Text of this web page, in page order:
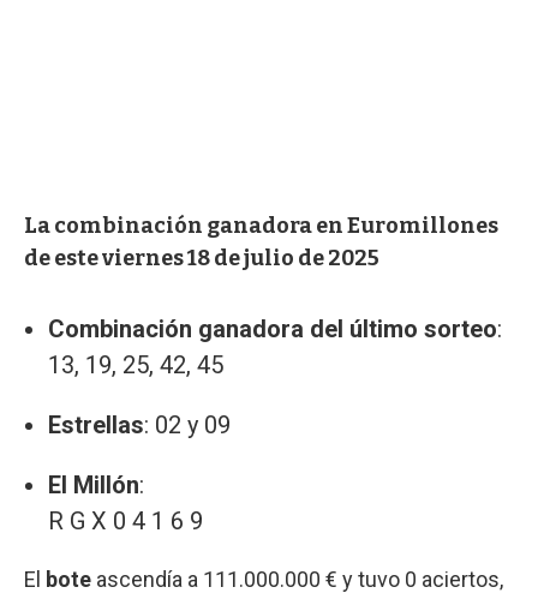
La combinación ganadora en Euromillones
de este viernes 18 de julio de 2025
Combinación ganadora del último sorteo:
13, 19, 25, 42, 45
Estrellas: 02 y 09
El Millón:
R G X 0 4 1 6 9
El bote ascendía a 111.000.000 € y tuvo 0 aciertos,